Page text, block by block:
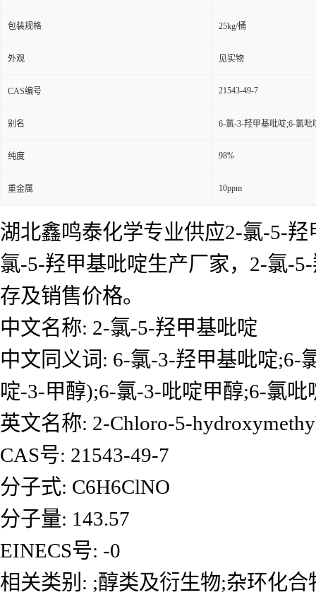
包装规格 25kg/桶
外观 见实物
CAS编号 21543-49-7
别名 6-氯-3-羟甲基吡啶;6-氯吡
纯度 98%
重金属 10ppm
湖北鑫鸣泰化学专业供应2-氯-5-
氯-5-羟甲基吡啶生产厂家，2-氯-
存及销售价格。
中文名称: 2-氯-5-羟甲基吡啶
中文同义词: 6-氯-3-羟甲基吡啶;6-
啶-3-甲醇);6-氯-3-吡啶甲醇;6-氯
英文名称: 2-Chloro-5-
CAS号: 21543-49-7
分子式: C6H6ClNO
分子量: 143.57
EINECS号: -0
相关类别: ;醇类及衍生物;杂环化